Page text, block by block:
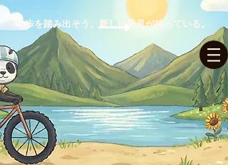
ログイン
一歩を踏み出そう。新しい発見が待っている。